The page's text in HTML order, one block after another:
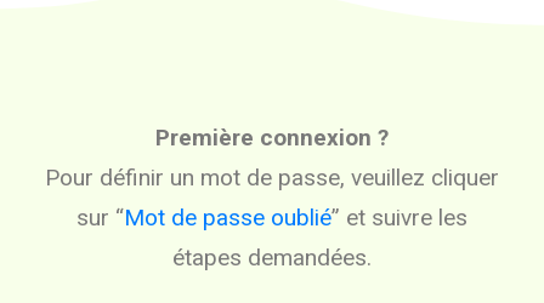
Première connexion ?
Pour définir un mot de passe, veuillez cliquer
sur “Mot de passe oublié” et suivre les
étapes demandées.